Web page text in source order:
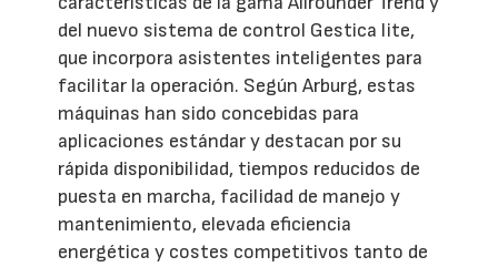
del nuevo sistema de control Gestica lite,
que incorpora asistentes inteligentes para
facilitar la operación. Según Arburg, estas
máquinas han sido concebidas para
aplicaciones estándar y destacan por su
rápida disponibilidad, tiempos reducidos de
puesta en marcha, facilidad de manejo y
mantenimiento, elevada eficiencia
energética y costes competitivos tanto de